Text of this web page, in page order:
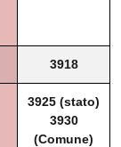
3918
3925 (stato)
3930
(Comune)